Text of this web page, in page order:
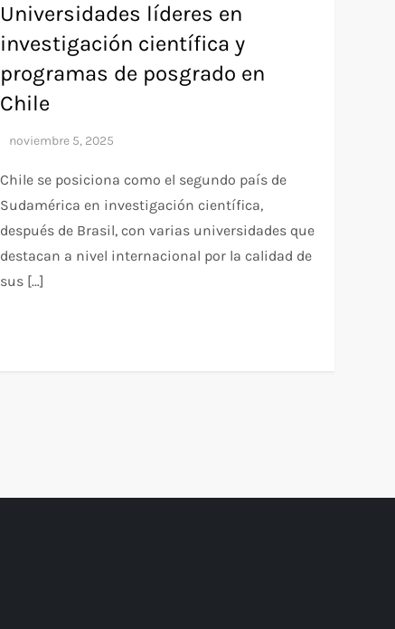
Universidades líderes en
investigación científica y
programas de posgrado en
Chile
Chile se posiciona como el segundo país de
Sudamérica en investigación científica,
después de Brasil, con varias universidades que
destacan a nivel internacional por la calidad de
sus […]